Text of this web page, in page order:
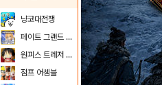
냥코대전쟁
페이트 그랜드 오더
원피스 트레저 크루즈
점프 어셈블